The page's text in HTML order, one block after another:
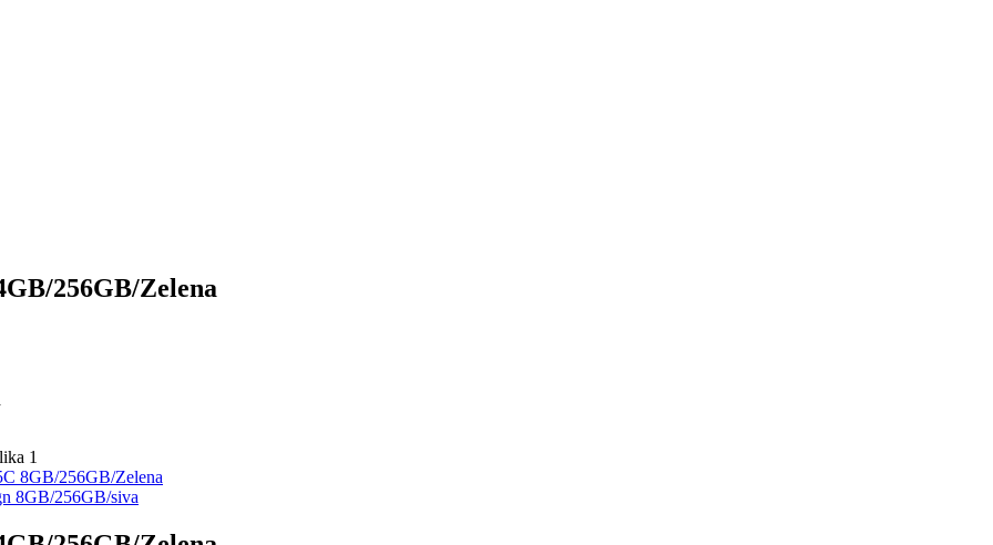
256GB/Zelena
8GB/256GB/Zelena
8GB/256GB/siva